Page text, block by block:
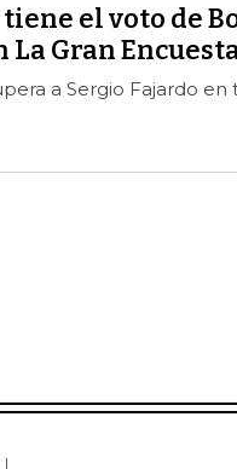
el voto de
La Gran
a Sergio Fajardo en